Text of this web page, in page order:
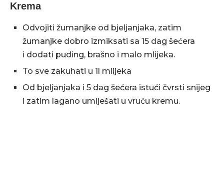
Krema
Odvojiti žumanjke od bjeljanjaka, zatim
žumanjke dobro izmiksati sa 15 dag šećera
i dodati puding, brašno i malo mlijeka.
To sve zakuhati u 1l mlijeka
Od bjeljanjaka i 5 dag šećera istući čvrsti snijeg
i zatim lagano umiješati u vruću kremu.